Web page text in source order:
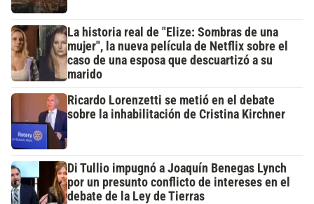
La historia real de "Elize: Sombras de una
mujer", la nueva película de Netflix sobre el
caso de una esposa que descuartizó a su
marido
Ricardo Lorenzetti se metió en el debate
sobre la inhabilitación de Cristina Kirchner
Di Tullio impugnó a Joaquín Benegas Lynch
por un presunto conflicto de intereses en el
debate de la Ley de Tierras